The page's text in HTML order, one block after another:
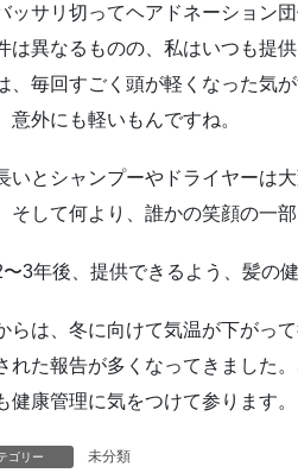
ッサリ切ってヘアドネーション
は異なるものの、私はいつも提
、毎回すごく頭が軽くなった気
意外にも軽いもんですね。
いとシャンプーやドライヤーは
そして何より、誰かの笑顔の一
〜3年後、提供できるよう、髪の
らは、冬に向けて気温が下がっ
れた報告が多くなってきました
健康管理に気をつけて参ります。
ゴリー 未分類